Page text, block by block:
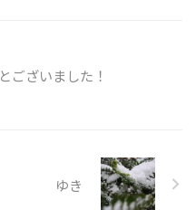
ございました！
ゆき